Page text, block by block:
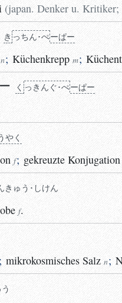
(japan. Denker u. Kritiker;
きっちん･ぺーぱー
n; Küchenkrepp m;
くっきんぐ･ぺーぱー
やく
f; gekreuzte Konjugation
きゅう･しけん
f.
; mikrokosmisches Salz n;